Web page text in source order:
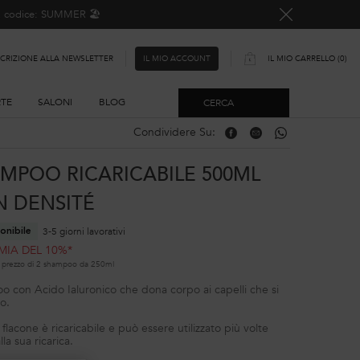
codice: SUMMER 🏖️
ALLA NEWSLETTER IL MIO ACCOUNT IL MIO CARRELLO 0
0 PRODOTTO
SALONI BLOG CERCA
Condividere Su: Condividere Su: Facebook
Condividere Su: Email
Condividere Su:
RICARICABILE 500ML
DENSITÉ
3-5 giorni lavorativi
DEL 10%*
di 2 shampoo da 250ml
con Acido Ialuronico che dona corpo ai capelli che si
è ricaricabile e può essere utilizzato più volte
sua ricarica.